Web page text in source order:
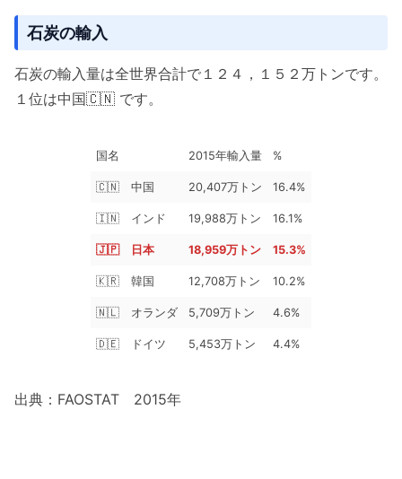
石炭の輸入
石炭の輸入量は全世界合計で１２４，１５２万トンです。
１位は中国🇨🇳 です。
国名 2015年輸入量 %
🇨🇳 中国 20,407万トン 16.4%
🇮🇳 インド 19,988万トン 16.1%
🇯🇵 日本 18,959万トン 15.3%
🇰🇷 韓国 12,708万トン 10.2%
🇳🇱 オランダ 5,709万トン 4.6%
🇩🇪 ドイツ 5,453万トン 4.4%
出典：FAOSTAT 2015年